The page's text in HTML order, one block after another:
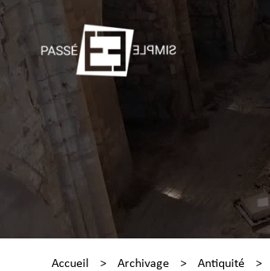
Accueil > Archivage > Antiquité >